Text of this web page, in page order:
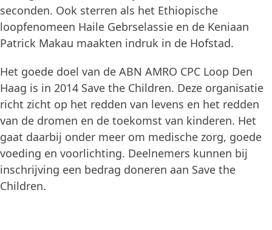
seconden. Ook sterren als het Ethiopische
loopfenomeen Haile Gebrselassie en de Keniaan
Patrick Makau maakten indruk in de Hofstad.
Het goede doel van de ABN AMRO CPC Loop Den
Haag is in 2014 Save the Children. Deze organisatie
richt zicht op het redden van levens en het redden
van de dromen en de toekomst van kinderen. Het
gaat daarbij onder meer om medische zorg, goede
voeding en voorlichting. Deelnemers kunnen bij
inschrijving een bedrag doneren aan Save the
Children.